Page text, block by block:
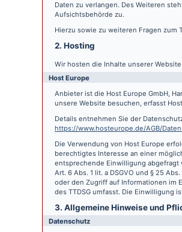
Daten zu verlangen. Des Weiteren
Aufsichtsbehörde zu.
Hierzu sowie zu weiteren Fragen zum
2. Hosting
Wir hosten die Inhalte unserer
Host Europe
Anbieter ist die Host Europe GmbH,
unsere Website besuchen, erfasst
Details entnehmen Sie der
https://www.hosteurope.de/AGB/
Die Verwendung von Host Europe
berechtigtes Interesse an einer
entsprechende Einwilligung abgefragt
Art. 6 Abs. 1 lit. a DSGVO und § 25
oder den Zugriff auf Informationen im
des TTDSG umfasst. Die Einwilligung
3. Allgemeine Hinweise und
Datenschutz